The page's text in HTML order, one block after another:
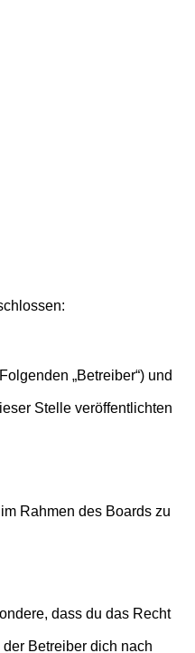
„Betreiber“) und
Stelle veröffentlichten
Rahmen des Boards zu
dass du das Recht
Betreiber dich nach